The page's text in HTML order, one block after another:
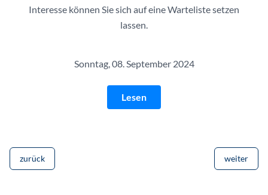
Interesse können Sie sich auf eine Warteliste setzen
lassen.
Sonntag, 08. September 2024
Lesen
zurück weiter